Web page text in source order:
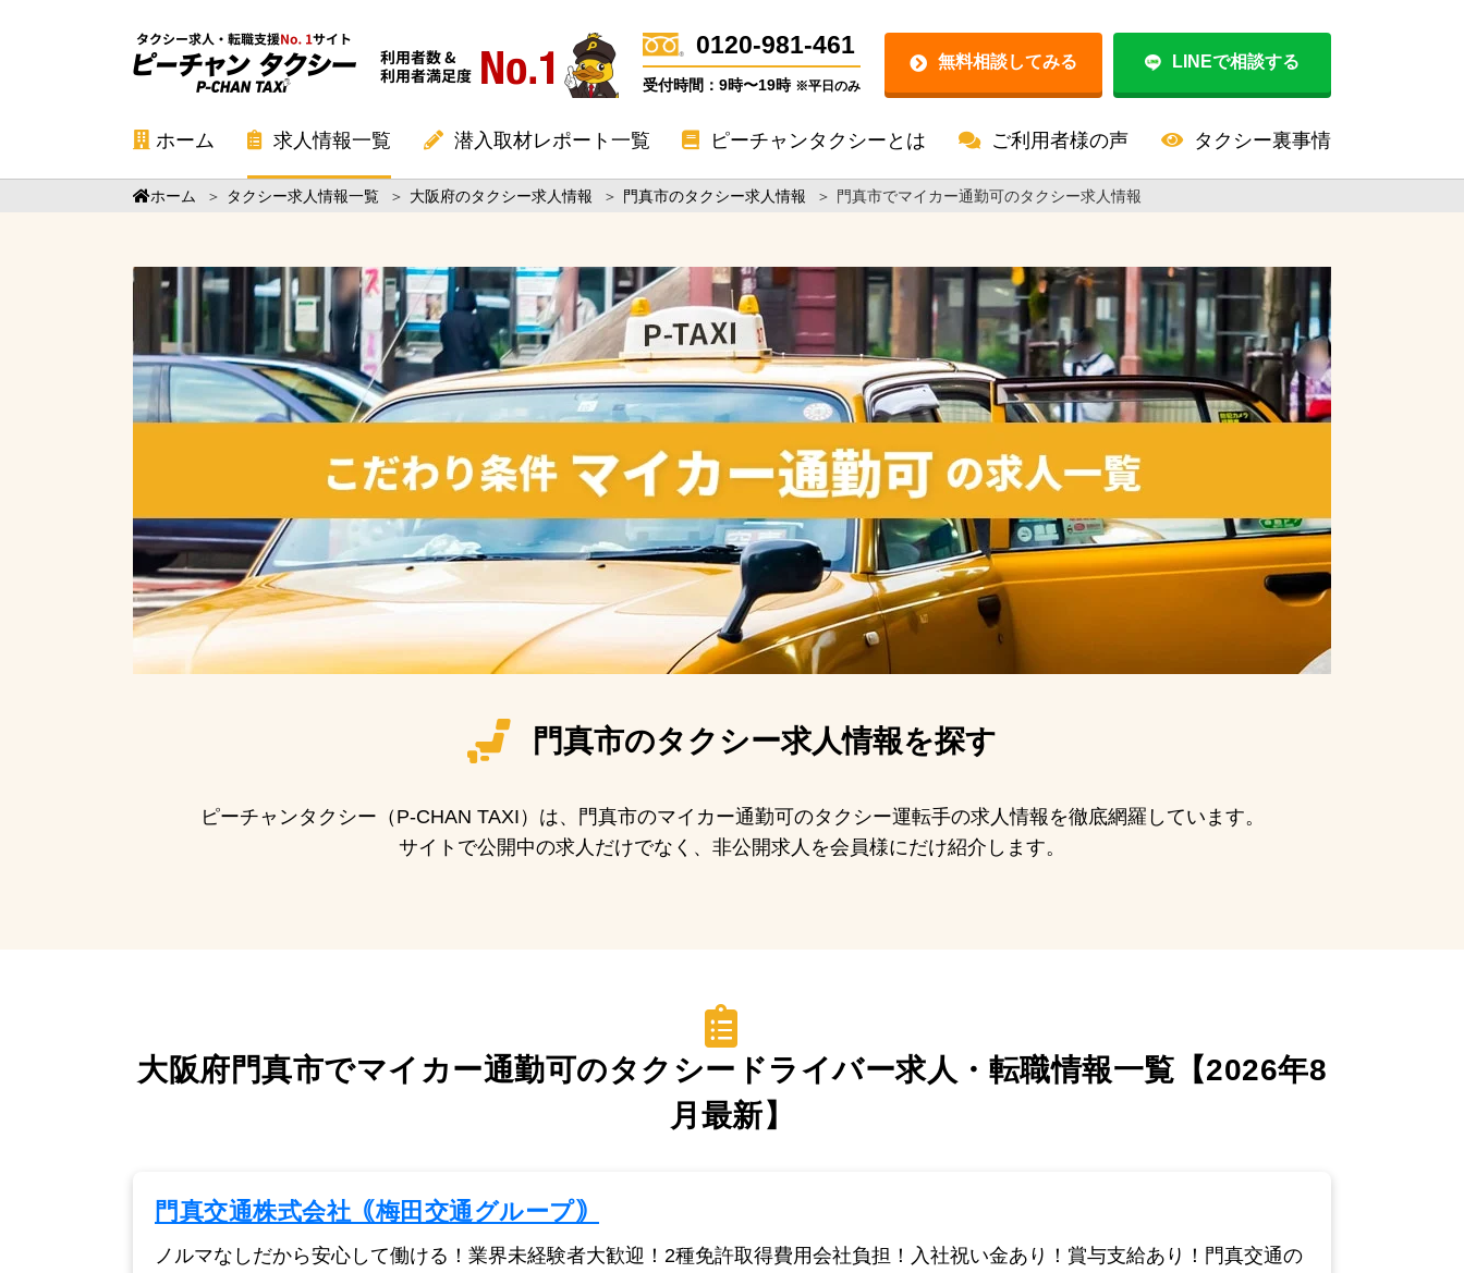
0120-981-461
受付時間：9時〜19時 ※平日のみ
無料相談してみる LINEで相談する
ホーム 求人情報一覧 潜入取材レポート一覧 ピーチャンタクシーとは ご利用者様の声 タクシー裏事情
ホーム ＞ タクシー求人情報一覧 ＞ 大阪府のタクシー求人情報 ＞ 門真市のタクシー求人情報 ＞ 門真市でマイカー通勤可のタクシー求人情報
門真市のタクシー求人情報を探す
ピーチャンタクシー（P-CHAN TAXI）は、門真市のマイカー通勤可のタクシー運転手の求人情報を徹底網羅しています。
サイトで公開中の求人だけでなく、非公開求人を会員様にだけ紹介します。
大阪府門真市でマイカー通勤可のタクシードライバー求人・転職情報一覧【2026年8
月最新】
門真交通株式会社｟梅田交通グループ｠
ノルマなしだから安心して働ける！業界未経験者大歓迎！2種免許取得費用会社負担！入社祝い金あり！賞与支給あり！門真交通の